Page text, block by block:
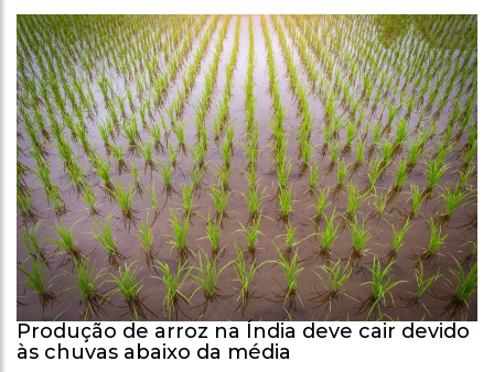
Produção de arroz na Índia deve cair devido
às chuvas abaixo da média